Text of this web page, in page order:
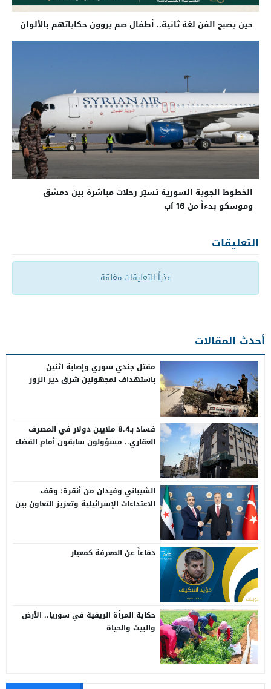
حين يصبح الفن لغة ثانية.. أطفال صم يروون حكاياتهم بالألوان
الخطوط الجوية السورية تسيّر رحلات مباشرة بين دمشق
وموسكو بدءاً من 16 آب
التعليقات
عذراً التعليقات مغلقة
أحدث المقالات
مقتل جندي سوري وإصابة اثنين
باستهداف لمجهولين شرق دير الزور
فساد بـ8.4 ملايين دولار في المصرف
العقاري.. مسؤولون سابقون أمام القضاء
الشيباني وفيدان من أنقرة: وقف
الاعتداءات الإسرائيلية وتعزيز التعاون بين
دفاعاً عن المعرفة كمعيار
حكاية المرأة الريفية في سوريا.. الأرض
والبيت والحياة